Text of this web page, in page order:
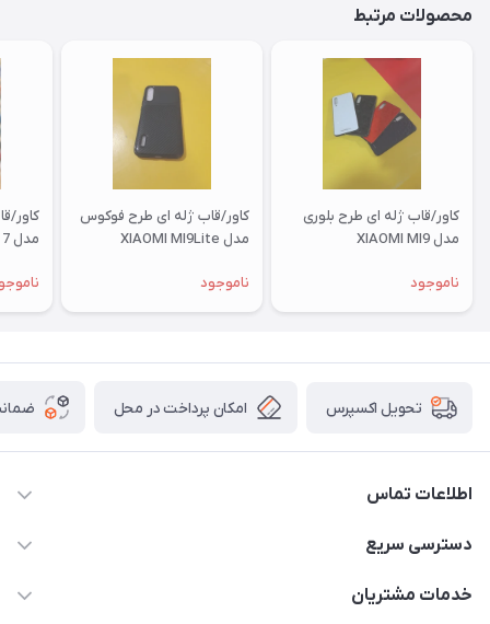
محصولات مرتبط
کاور/قاب ژله ای طرح بلوری
مدل XIAOMI MI9
ناموجود
کاور/قاب ژله ای طرح فوکوس
مدل XIAOMI MI9Lite
ناموجود
کاور/
مدل XIAOMI RM 7
تحویل اکسپرس امکان پرداخت در محل
اطلاعات تماس
09332394024-09120346631
دسترسی سریع
حساب کاربری
خدمات مشتریان